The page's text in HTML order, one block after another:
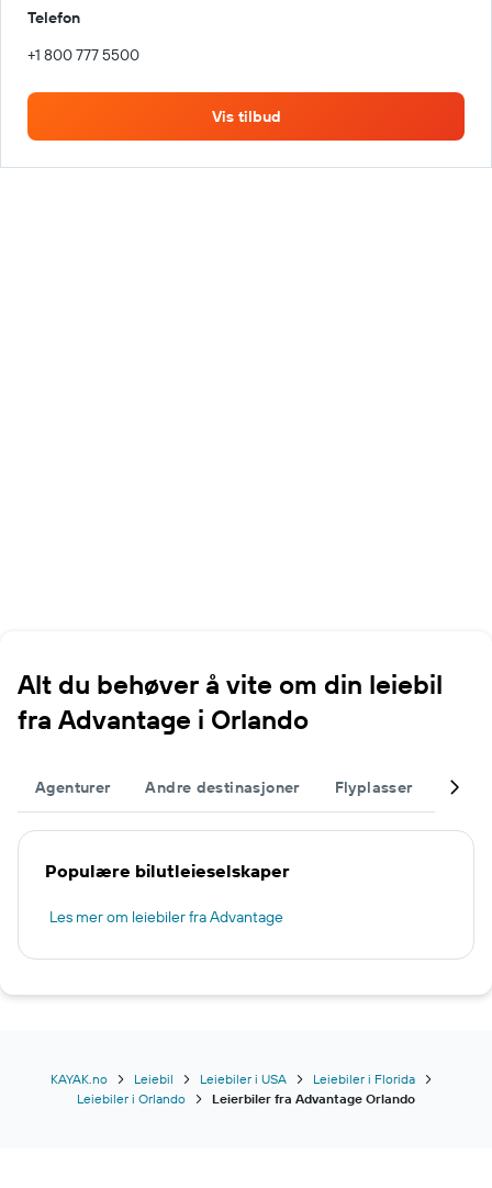
Telefon
+1 800 777 5500
Vis tilbud
Alt du behøver å vite om din leiebil
fra Advantage i Orlando
Agenturer Andre destinasjoner Flyplasser
Populære bilutleieselskaper
Les mer om leiebiler fra Advantage
KAYAK.no Leiebil Leiebiler i USA
Leiebiler i Florida
Leiebiler i Orlando
Leierbiler fra Advantage Orlando